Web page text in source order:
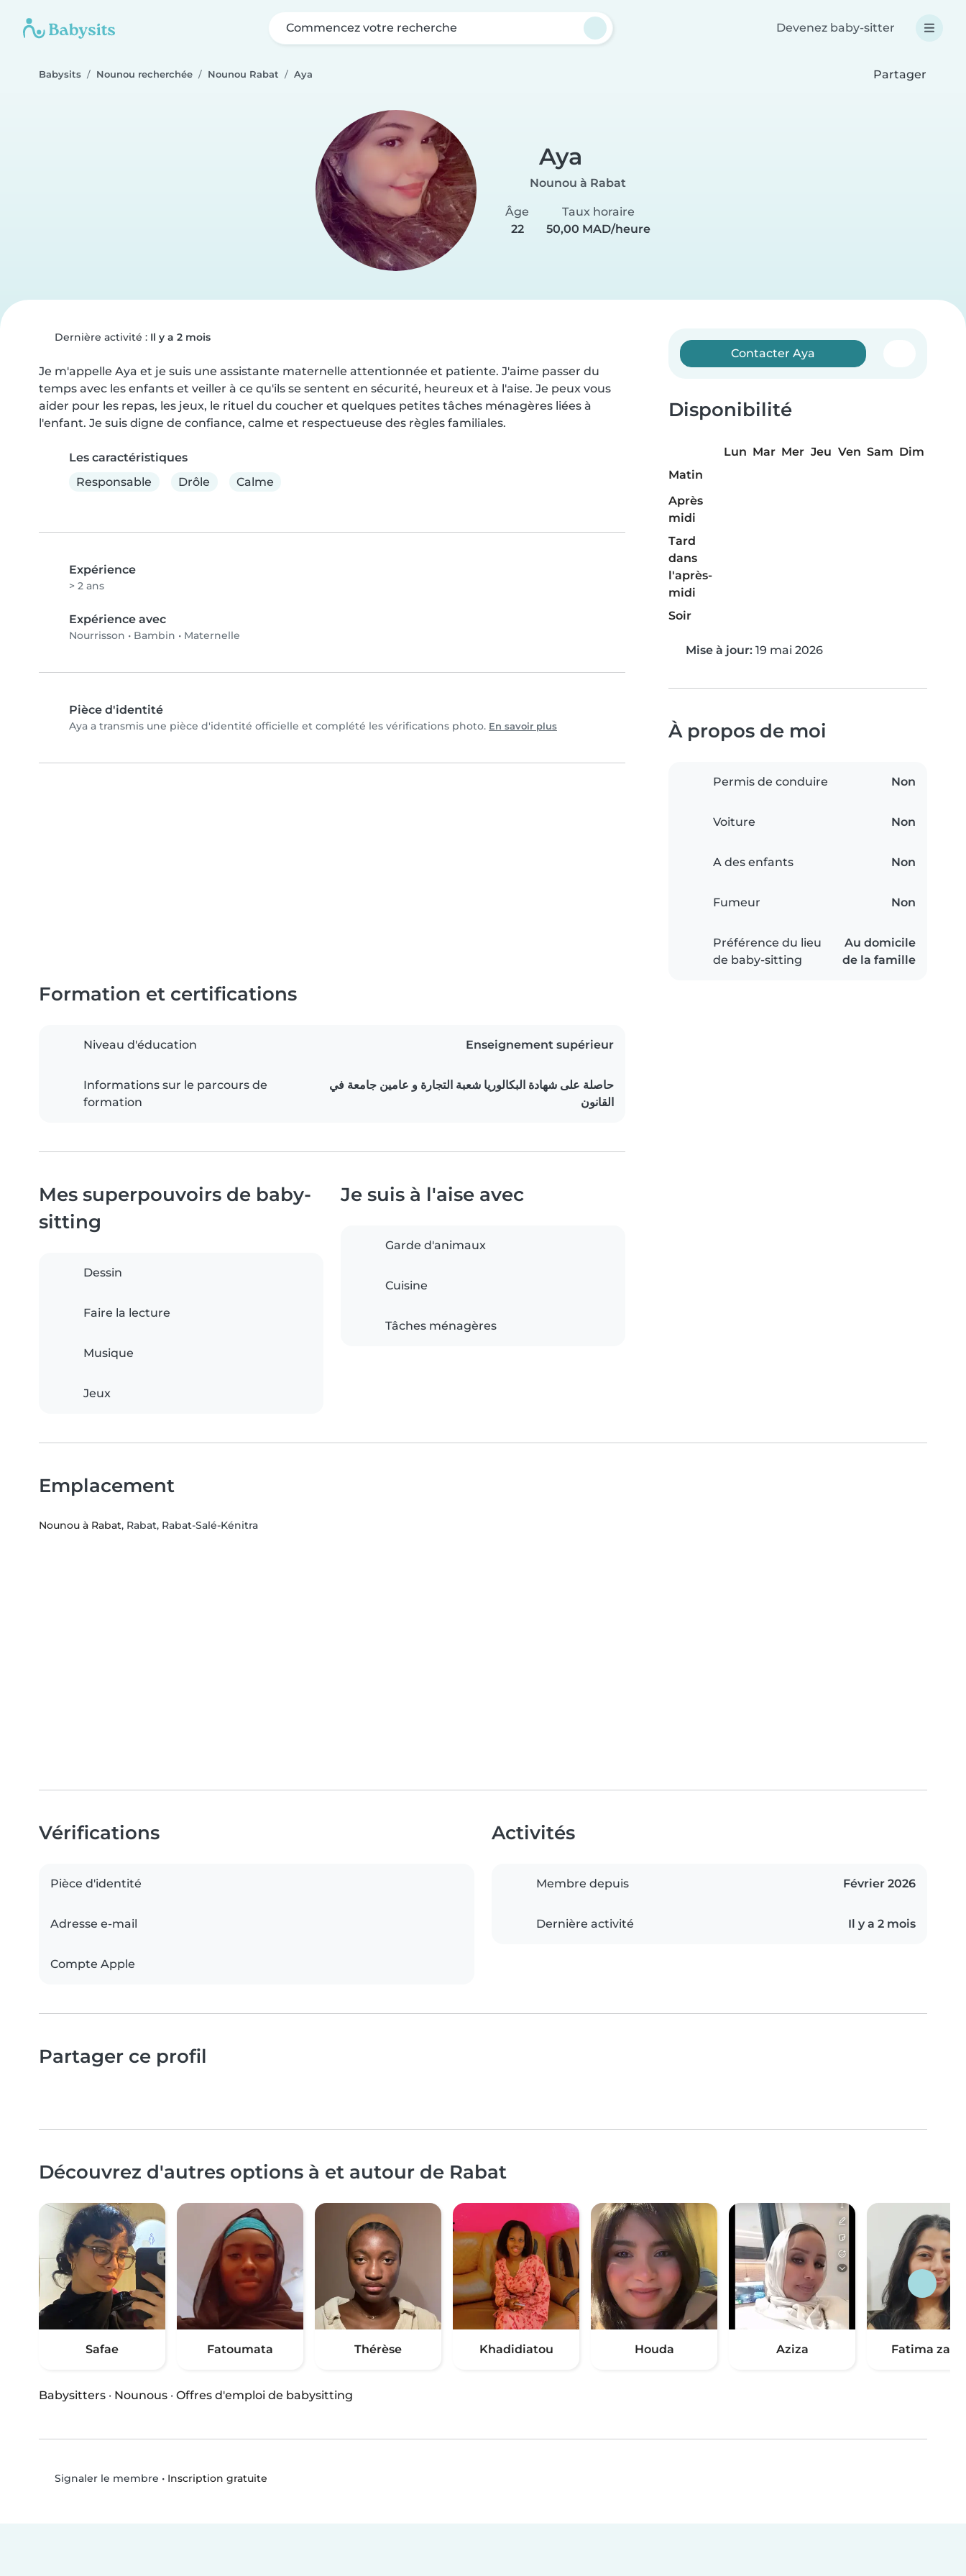
Commencez votre recherche Devenez baby-sitter
Babysits Nounou recherchée Nounou Rabat Aya Partager
Aya
Nounou à Rabat
Âge
22
Taux horaire
50,00 MAD/heure
Dernière activité : Il y a 2 mois
Je m'appelle Aya et je suis une assistante maternelle attentionnée et patiente. J'aime passer du
temps avec les enfants et veiller à ce qu'ils se sentent en sécurité, heureux et à l'aise. Je peux vous
aider pour les repas, les jeux, le rituel du coucher et quelques petites tâches ménagères liées à
l'enfant. Je suis digne de confiance, calme et respectueuse des règles familiales.
Les caractéristiques
Responsable
Drôle Calme
Expérience
> 2 ans
Expérience avec
Nourrisson • Bambin • Maternelle
Pièce d'identité
Aya a transmis une pièce d'identité officielle et complété les vérifications photo. En savoir plus
Contacter Aya
Disponibilité
Lun Mar Mer Jeu Ven Sam Dim
Matin
Après
midi
Tard
dans
l'après-
midi
Soir
Mise à jour: 19 mai 2026
À propos de moi
Permis de conduire Non
Voiture Non
A des enfants Non
Fumeur Non
Préférence du lieu
de baby-sitting
Au domicile
de la famille
Formation et certifications
Niveau d'éducation Enseignement supérieur
Informations sur le parcours de
formation
حاصلة على شهادة البكالوريا شعبة التجارة و عامين جامعة في
القانون
Mes superpouvoirs de baby-
sitting
Dessin
Faire la lecture
Musique
Jeux
Je suis à l'aise avec
Garde d'animaux
Cuisine
Tâches ménagères
Emplacement
Nounou à Rabat, Rabat, Rabat-Salé-Kénitra
Vérifications
Pièce d'identité
Adresse e-mail
Compte Apple
Activités
Membre depuis Février 2026
Dernière activité Il y a 2 mois
Partager ce profil
Découvrez d'autres options à et autour de Rabat
Safae Fatoumata Thérèse Khadidiatou Houda Aziza Fatima
Babysitters · Nounous · Offres d'emploi de babysitting
Signaler le membre • Inscription gratuite